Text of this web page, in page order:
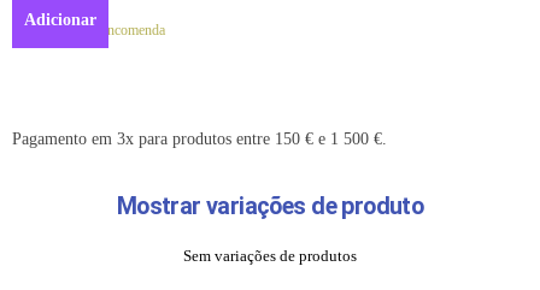
Disponível por encomenda
Adicionar
Pagamento em 3x para produtos entre 150 € e 1 500 €.
Mostrar variações de produto
Sem variações de produtos